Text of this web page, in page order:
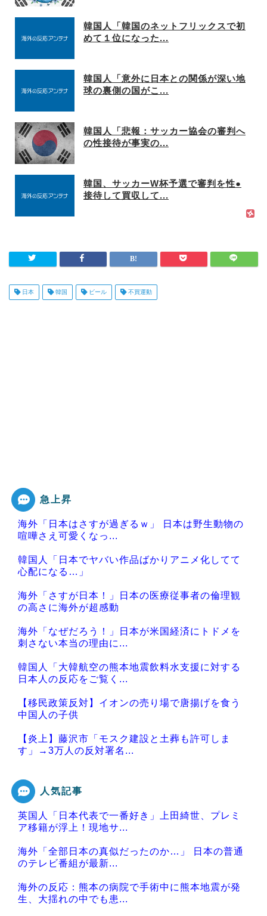
韓国人「韓国のネットフリックスで初
めて１位になった...
韓国人「意外に日本との関係が深い地
球の裏側の国がこ...
韓国人「悲報：サッカー協会の審判へ
の性接待が事実の...
韓国、サッカーW杯予選で審判を性●
接待して買収して...
日本 韓国 ビール 不買運動
急上昇
海外「日本はさすが過ぎるｗ」 日本は野生動物の
喧嘩さえ可愛くなっ...
韓国人「日本でヤバい作品ばかりアニメ化してて
心配になる…」
海外「さすが日本！」日本の医療従事者の倫理観
の高さに海外が超感動
海外「なぜだろう！」日本が米国経済にトドメを
刺さない本当の理由に...
韓国人「大韓航空の熊本地震飲料水支援に対する
日本人の反応をご覧く...
【移民政策反対】イオンの売り場で唐揚げを食う
中国人の子供
【炎上】藤沢市「モスク建設と土葬も許可しま
す」→3万人の反対署名...
Powered by livedoor 相互RSS
人気記事
英国人「日本代表で一番好き」上田綺世、プレミ
ア移籍が浮上！現地サ...
海外「全部日本の真似だったのか…」 日本の普通
のテレビ番組が最新...
海外の反応：熊本の病院で手術中に熊本地震が発
生、大揺れの中でも患...